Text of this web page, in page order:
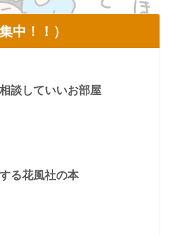
中！！）
談していいお部屋
る花風社の本